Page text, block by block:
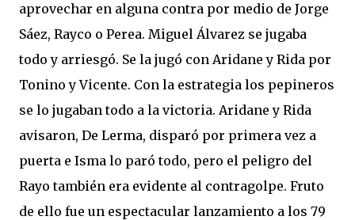
aprovechar en alguna contra por medio de Jorge
Sáez, Rayco o Perea. Miguel Álvarez se jugaba
todo y arriesgó. Se la jugó con Aridane y Rida por
Tonino y Vicente. Con la estrategia los pepineros
se lo jugaban todo a la victoria. Aridane y Rida
avisaron, De Lerma, disparó por primera vez a
puerta e Isma lo paró todo, pero el peligro del
Rayo también era evidente al contragolpe. Fruto
de ello fue un espectacular lanzamiento a los 79